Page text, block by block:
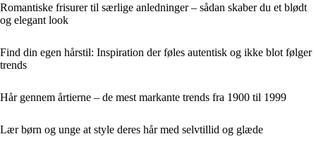
Romantiske frisurer til særlige anledninger – sådan skaber du et blødt
og elegant look
Find din egen hårstil: Inspiration der føles autentisk og ikke blot følger
trends
Hår gennem årtierne – de mest markante trends fra 1900 til 1999
Lær børn og unge at style deres hår med selvtillid og glæde